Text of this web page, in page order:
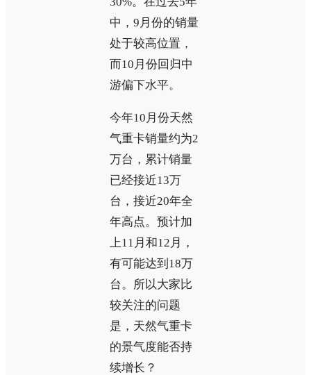
中，9月份的销量
处于较高位置，
而10月份回归中
游偏下水平。
今年10月份天然
气重卡销量约为2
万台，累计销量
已经接近13万
台，接近20年全
年高点。预计加
上11月和12月，
有可能达到18万
台。所以大家比
较关注的问题
是，天然气重卡
的景气度能否持
续增长？